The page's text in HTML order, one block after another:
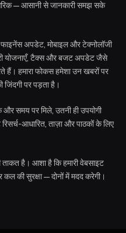
से जानकारी समझ सके
अपडेट, मोबाइल और टेक्नोलॉजी
योजनाएँ, टैक्स और बजट अपडेट जैसे
हैं। हमारा फोकस हमेशा उन खबरों पर
जिंदगी पर पड़ता है।
और समय पर मिले, उतनी ही उपयोगी
आधारित, ताज़ा और पाठकों के लिए
है। आशा है कि हमारी वेबसाइट
की सुरक्षा—दोनों में मदद करेगी।